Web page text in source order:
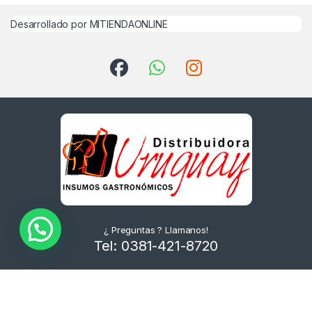
Desarrollado por MITIENDAONLINE
¿ Preguntas ? Llamanos!
Tel: 0381-421-8720